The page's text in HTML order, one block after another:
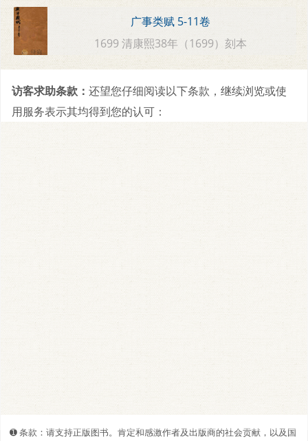
广事类赋 5-11卷
1699 清康熙38年（1699）刻本
访客求助条款： 还望您仔细阅读以下条款，继续浏览或使
用服务表示其均得到您的认可：
➊️ 条款：请支持正版图书。肯定和感激作者及出版商的社会贡献，以及国